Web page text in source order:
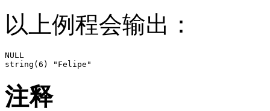
以上例程会输出：
NULL
注释